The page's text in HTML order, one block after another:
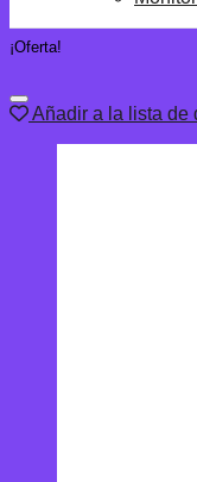
¡Oferta!
Añadir a la lista de